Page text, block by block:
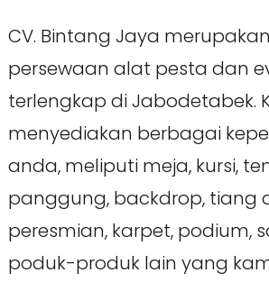
CV. Bintang Jaya
persewaan alat pesta dan
terlengkap di Jabodetabek.
menyediakan berbagai
anda, meliputi meja, kursi,
panggung, backdrop, tiang
peresmian, karpet, podium,
poduk-produk lain yang